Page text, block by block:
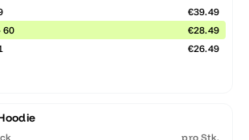
€39.49
60
€28.49
€26.49
pro Stk.